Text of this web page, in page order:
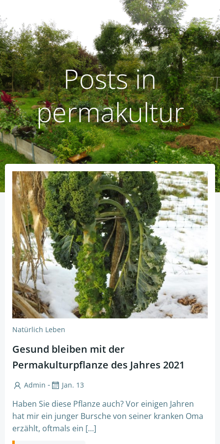
Zum
Inhalt
springen
Posts in
permakultur
Natürlich Leben
Gesund bleiben mit der
Permakulturpflanze des Jahres 2021
Admin - Jan. 13
Haben Sie diese Pflanze auch? Vor einigen Jahren
hat mir ein junger Bursche von seiner kranken Oma
erzählt, oftmals ein […]